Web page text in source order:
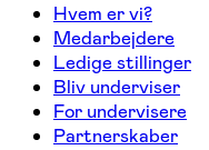
Hvem er vi?
Medarbejdere
Ledige stillinger
Bliv underviser
For undervisere
Partnerskaber